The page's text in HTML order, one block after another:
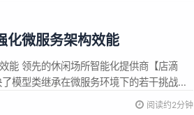
化微服务架构效能
能 领先的休闲场所智能化提供商【店滴
模型类继承在微服务环境下的若干挑战，
能力方面迈出了重要一步。此番升级旨在
阅读约2分钟